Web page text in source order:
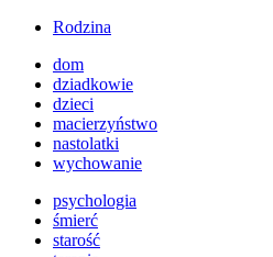
Rodzina
dom
dziadkowie
dzieci
macierzyństwo
nastolatki
wychowanie
psychologia
śmierć
starość